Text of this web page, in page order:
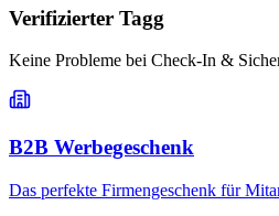
Verifizierter Tagg
Keine Probleme bei Check-In &
B2B Werbegeschenk
Das perfekte Firmengeschenk für